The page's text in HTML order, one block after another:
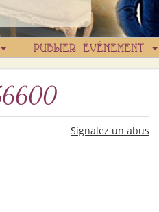
PUBLIER ÉVÉNEMENT
Signalez un abus